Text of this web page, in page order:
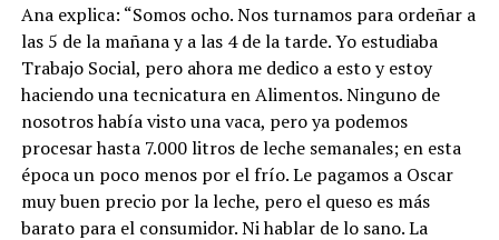
Ana explica: “Somos ocho. Nos turnamos para ordeñar a
las 5 de la mañana y a las 4 de la tarde. Yo estudiaba
Trabajo Social, pero ahora me dedico a esto y estoy
haciendo una tecnicatura en Alimentos. Ninguno de
nosotros había visto una vaca, pero ya podemos
procesar hasta 7.000 litros de leche semanales; en esta
época un poco menos por el frío. Le pagamos a Oscar
muy buen precio por la leche, pero el queso es más
barato para el consumidor. Ni hablar de lo sano. La